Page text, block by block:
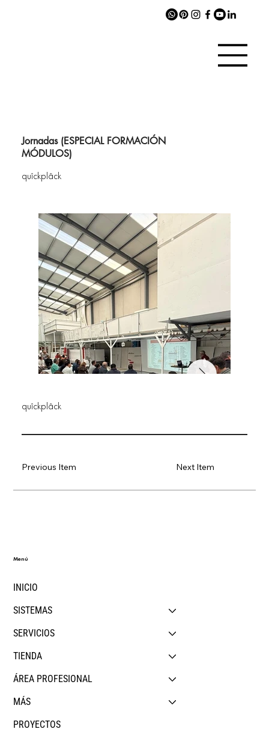
Jornadas (ESPECIAL FORMACIÓN
MÓDULOS)
quîckplâck
quîckplâck
Next Item
Previous Item
INICIO
SISTEMAS
SERVICIOS
TIENDA
ÁREA PROFESIONAL
MÁS
PROYECTOS
Menú